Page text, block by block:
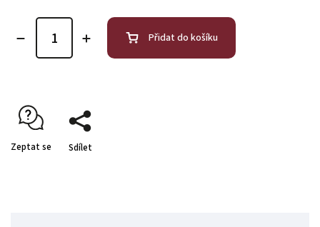
Přidat do košíku
Zeptat se Sdílet